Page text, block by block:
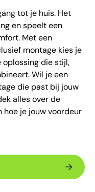
tot je huis. Het
en speelt een
Met een
montage kies je
oplossing die stijl,
Wil je een
die past bij jouw
alles over de
hoe je jouw voordeur